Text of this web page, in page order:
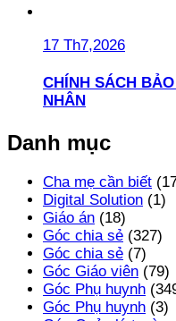
17 Th7,2026
CHÍNH SÁCH
NHÂN
Danh mục
Cha mẹ cần biết
Digital Solution (1)
Giáo án (18)
Góc chia sẻ (327)
Góc chia sẻ (7)
Góc Giáo viên (79)
Góc Phụ huynh
Góc Phụ huynh (3)